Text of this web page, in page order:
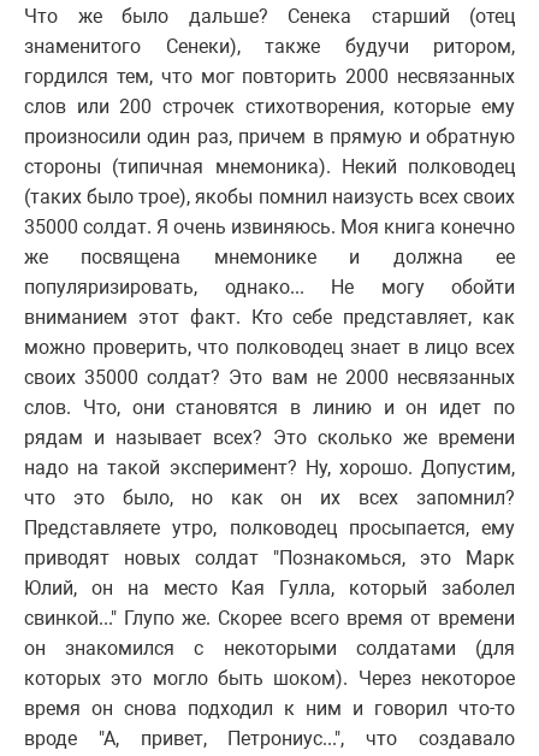
Что же было дальше? Сенека старший (отец
знаменитого Сенеки), также будучи ритором,
гордился тем, что мог повторить 2000 несвязанных
слов или 200 строчек стихотворения, которые ему
произносили один раз, причем в прямую и обратную
стороны (типичная мнемоника). Некий полководец
(таких было трое), якобы помнил наизусть всех своих
35000 солдат. Я очень извиняюсь. Моя книга конечно
же посвящена мнемонике и должна ее
популяризировать, однако... Не могу обойти
вниманием этот факт. Кто себе представляет, как
можно проверить, что полководец знает в лицо всех
своих 35000 солдат? Это вам не 2000 несвязанных
слов. Что, они становятся в линию и он идет по
рядам и называет всех? Это сколько же времени
надо на такой эксперимент? Ну, хорошо. Допустим,
что это было, но как он их всех запомнил?
Представляете утро, полководец просыпается, ему
приводят новых солдат "Познакомься, это Марк
Юлий, он на место Кая Гулла, который заболел
свинкой..." Глупо же. Скорее всего время от времени
он знакомился с некоторыми солдатами (для
которых это могло быть шоком). Через некоторое
время он снова подходил к ним и говорил что-то
вроде "А, привет, Петрониус...", что создавало